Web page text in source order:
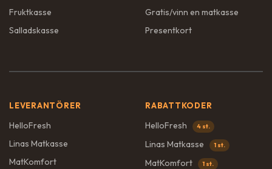
Fruktkasse
Salladskasse
Gratis/vinn en matkasse
Presentkort
LEVERANTÖRER
HelloFresh
Linas Matkasse
MatKomfort
RABATTKODER
HelloFresh 4 st.
Linas Matkasse 1 st.
MatKomfort 1 st.